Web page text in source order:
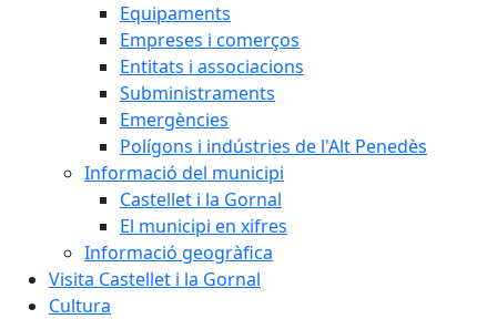
Equipaments
Empreses i comerços
Entitats i associacions
Subministraments
Emergències
Polígons i indústries de l'Alt Penedès
Informació del municipi
Castellet i la Gornal
El municipi en xifres
Informació geogràfica
Visita Castellet i la Gornal
Cultura